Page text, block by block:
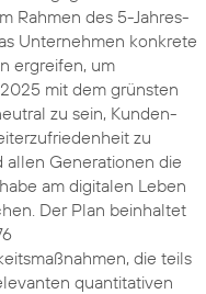
Rahmen des 5-Jahres-
Unternehmen konkrete
ergreifen, um
mit dem grünsten
zu sein, Kunden-
zu
allen Generationen die
am digitalen Leben
Der Plan beinhaltet
die teils
quantitativen